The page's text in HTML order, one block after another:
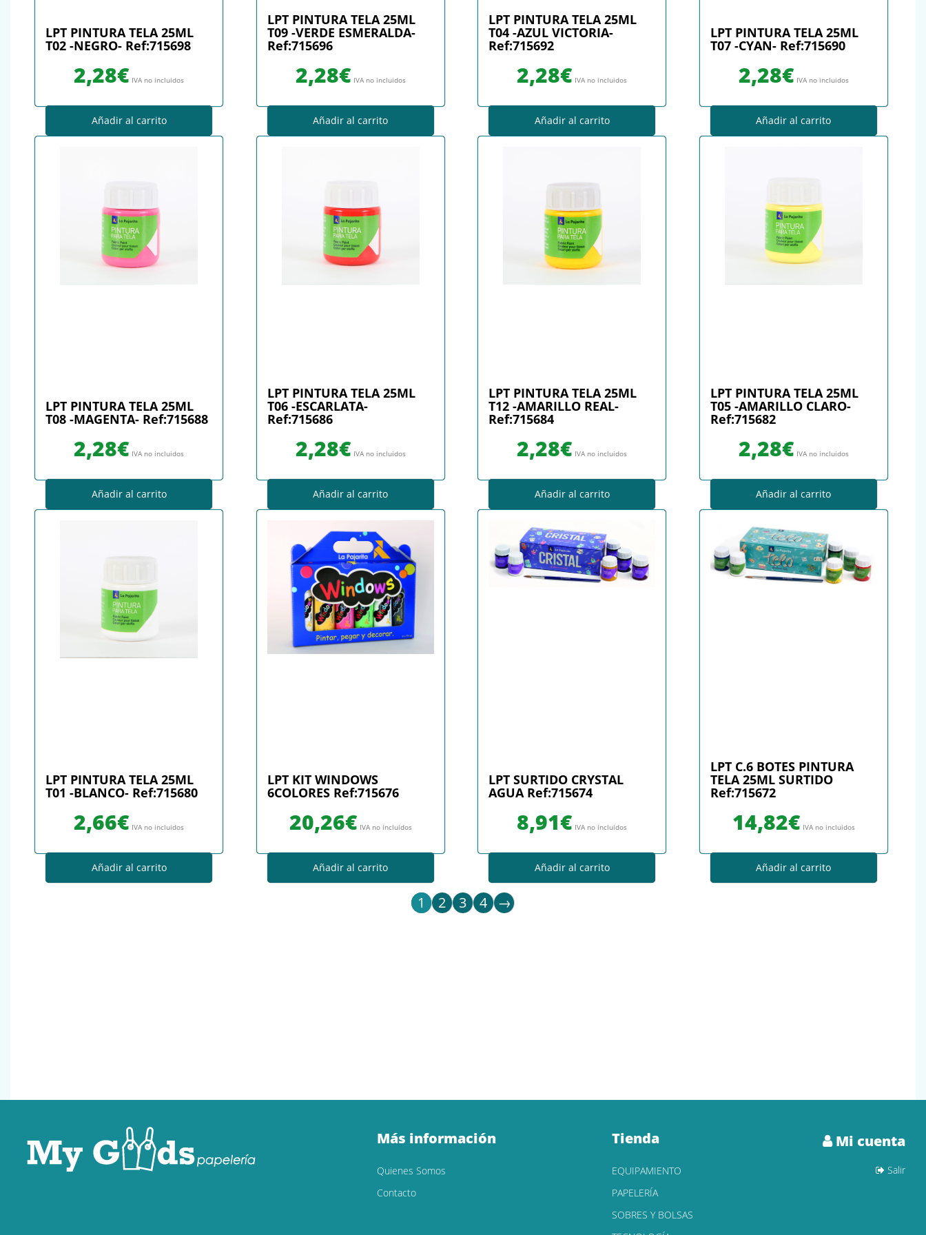
LPT PINTURA TELA 25ML
T02 -NEGRO- Ref:715698
2,28€ IVA no incluidos
Añadir al carrito
LPT PINTURA TELA 25ML
T09 -VERDE ESMERALDA-
Ref:715696
2,28€ IVA no incluidos
Añadir al carrito
LPT PINTURA TELA 25ML
T04 -AZUL VICTORIA-
Ref:715692
2,28€ IVA no incluidos
Añadir al carrito
LPT PINTURA TELA 25ML
T07 -CYAN- Ref:715690
2,28€ IVA no incluidos
Añadir al carrito
LPT PINTURA TELA 25ML
T08 -MAGENTA- Ref:715688
2,28€ IVA no incluidos
Añadir al carrito
LPT PINTURA TELA 25ML
T06 -ESCARLATA-
Ref:715686
2,28€ IVA no incluidos
Añadir al carrito
LPT PINTURA TELA 25ML
T12 -AMARILLO REAL-
Ref:715684
2,28€ IVA no incluidos
Añadir al carrito
LPT PINTURA TELA 25ML
T05 -AMARILLO CLARO-
Ref:715682
2,28€ IVA no incluidos
Añadir al carrito
LPT PINTURA TELA 25ML
T01 -BLANCO- Ref:715680
2,66€ IVA no incluidos
Añadir al carrito
LPT KIT WINDOWS
6COLORES Ref:715676
20,26€ IVA no incluidos
Añadir al carrito
LPT SURTIDO CRYSTAL
AGUA Ref:715674
8,91€ IVA no incluidos
Añadir al carrito
LPT C.6 BOTES PINTURA
TELA 25ML SURTIDO
Ref:715672
14,82€ IVA no incluidos
Añadir al carrito
1 2 3 4 →
Más información
Quienes Somos
Contacto
Tienda
EQUIPAMIENTO
PAPELERÍA
SOBRES Y BOLSAS
Mi cuenta
Salir